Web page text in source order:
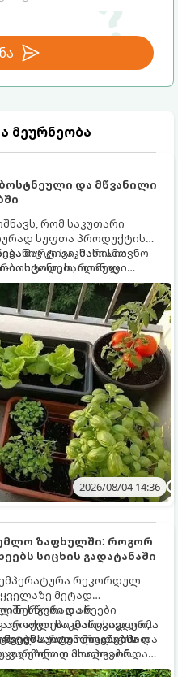
მეურნეობა
და მწვანილი
რომ საკუთარი
სუფთა პროდუქტის
კი საკმარისია
ბოსტანი, საიდანაც
მწვანილსა და
მარტივი, სასიამოვნო
იცოდეთ, რომელი
ყველაზე კარგად
2026/08/04 14:36
ზაფხულში: როგორ
სიცხის გადატანაში
რეკორდულ
ყველაზე მეტად
ნერგები და ხეები
აქვთ საკმარისად ღრმა
რათა ნიადაგის
მოიპოვონ.
სწორად არ
ფოთლები დასცვივდეთ,
სუსტი ორგანიზმით
საიდუმლოებებსა და
ახალგაზრდა